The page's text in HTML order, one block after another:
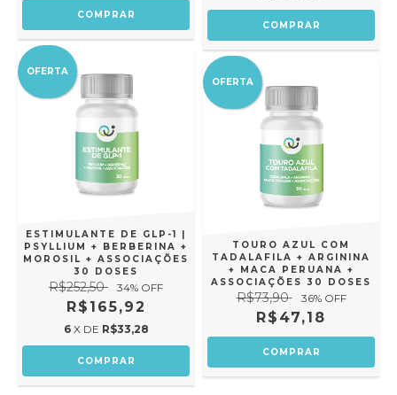
OFERTA
ESTIMULANTE DE GLP-1 |
PSYLLIUM + BERBERINA +
MOROSIL + ASSOCIAÇÕES
30 DOSES
R$252,50 34% OFF
R$165,92
6 X DE R$33,28
OFERTA
TOURO AZUL COM
TADALAFILA + ARGININA
+ MACA PERUANA +
ASSOCIAÇÕES 30 DOSES
R$73,90 36% OFF
R$47,18